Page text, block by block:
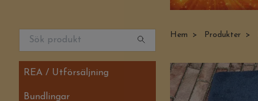
REA / Utförsäljning
Bundlingar
Hem Produkter